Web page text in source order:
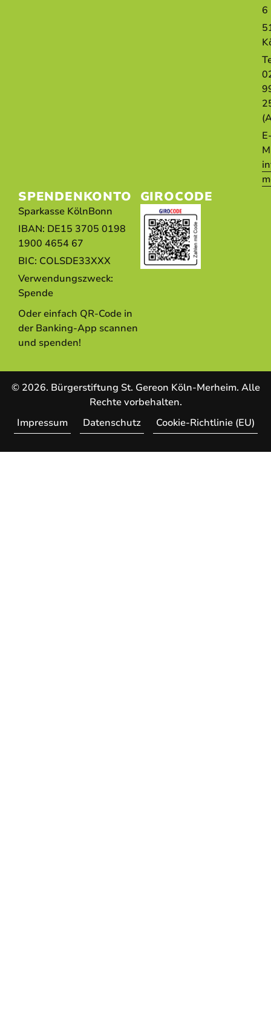
6
SPENDENKONTO
Sparkasse KölnBonn
IBAN: DE15 3705 0198
1900 4654 67
BIC: COLSDE33XXX
Verwendungszweck:
Spende
Oder einfach QR-Code in
der Banking-App scannen
und spenden!
GIROCODE
© 2026. Bürgerstiftung St. Gereon Köln-Merheim. Alle
Rechte vorbehalten.
Impressum
Datenschutz Cookie-Richtlinie (EU)